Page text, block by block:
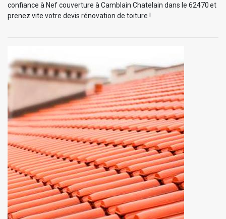
confiance à Nef couverture à Camblain Chatelain dans le 62470 et
prenez vite votre devis rénovation de toiture !